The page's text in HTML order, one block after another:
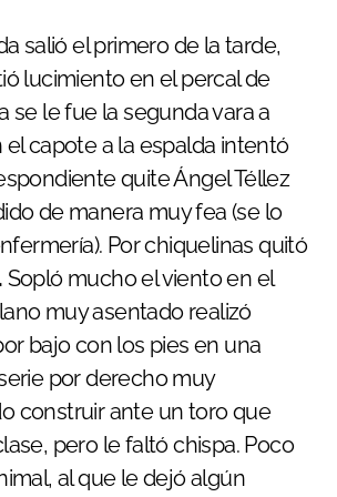
salió el primero de la tarde,
lucimiento en el percal de
se le fue la segunda vara a
el capote a la espalda intentó
quite Ángel Téllez
de manera muy fea (se lo
Por chiquelinas quitó
Sopló mucho el viento en el
muy asentado realizó
bajo con los pies en una
por derecho muy
construir ante un toro que
pero le faltó chispa. Poco
al que le dejó algún